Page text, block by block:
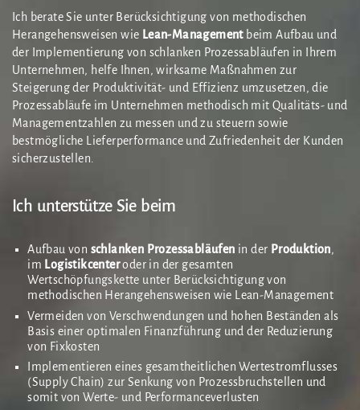
Ich berate Sie unter Berücksichtigung von methodischen
Herangehensweisen wie Lean-Managementbeim Aufbau und
der Implementierung von schlanken Prozessabläufen in Ihrem
Unternehmen, helfe Ihnen, wirksame Maßnahmen zur
Steigerung der Produktivität- und Effizienz umzusetzen, die
Prozessabläufe im Unternehmen methodisch mit Qualitäts- und
Managementzahlen zu messen und zu steuern sowie
bestmögliche Lieferperformance und Zufriedenheit der Kunden
sicherzustellen.
Ich unterstütze Sie beim
Aufbau von schlanken Prozessabläufen in der Produktion,
im Logistikcenteroder in der gesamten
Wertschöpfungskette unter Berücksichtigung von
methodischen Herangehensweisen wie Lean-Management
Vermeiden von Verschwendungen und hohen Beständen als
Basis einer optimalen Finanzführung und der Reduzierung
von Fixkosten
Implementieren eines gesamtheitlichen Wertestromflusses
(Supply Chain) zur Senkung von Prozessbruchstellen und
somit von Werte- und Performanceverlusten